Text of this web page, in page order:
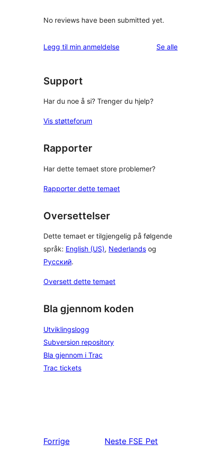
No reviews have been submitted yet.
Legg til min anmeldelse Se alleomtalene
Support
Har du noe å si? Trenger du hjelp?
Vis støtteforum
Rapporter
Har dette temaet store problemer?
Rapporter dette temaet
Oversettelser
Dette temaet er tilgjengelig på følgende
språk: English (US), Nederlands og
Русский.
Oversett dette temaet
Bla gjennom koden
Utviklingslogg
Subversion repository
Bla gjennom i Trac
Trac tickets
Forrige
Neste FSE Pet